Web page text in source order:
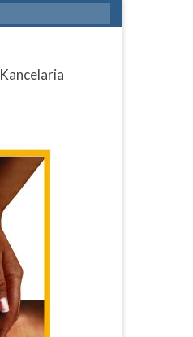
Kancelaria